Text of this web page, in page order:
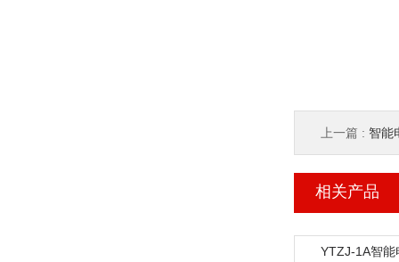
上一篇 : 智能
相关产品
YTZJ-1A智能